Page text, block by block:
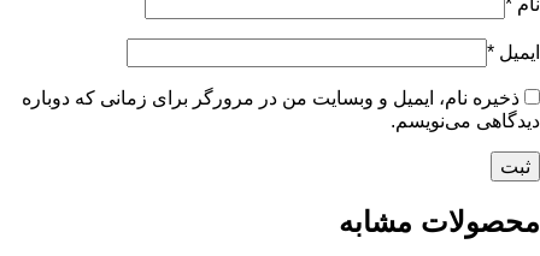
ایمیل *
ذخیره نام، ایمیل و وبسایت من در مرورگر برای زمانی که دوباره
دیدگاهی می‌نویسم.
محصولات مشابه